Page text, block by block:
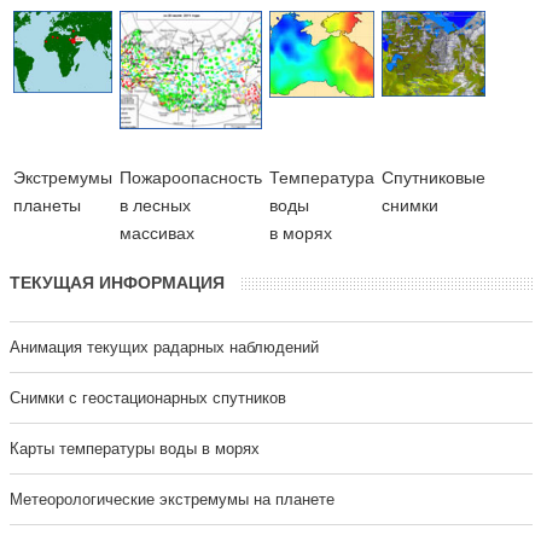
Экстремумы
планеты
Пожароопасность
в лесных
массивах
Температура
воды
в морях
Cпутниковые
снимки
ТЕКУЩАЯ ИНФОРМАЦИЯ
Анимация текущих радарных наблюдений
Cнимки с геостационарных спутников
Карты температуры воды в морях
Метеорологические экстремумы на планете